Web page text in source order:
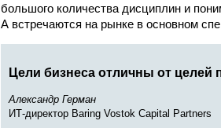
большого количества дисциплин и
А встречаются на рынке в основном
Цели бизнеса отличны от целей
Александр Герман
ИТ-директор Baring Vostok Capital Partners